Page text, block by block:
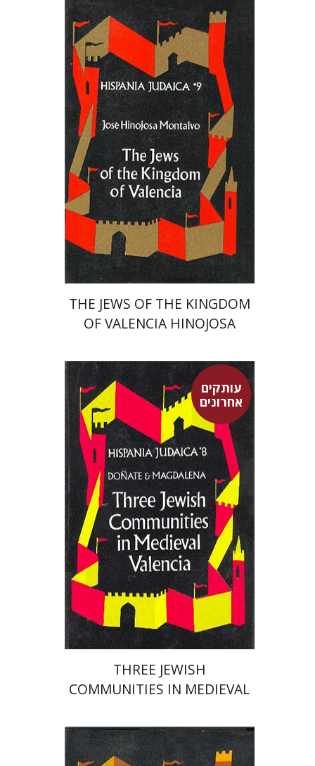
חוזה הינוחוזה מונטלבו
חיים ביינארט
THE JEWS OF THE KINGDOM
OF VALENCIA HINOJOSA
עותקים
אחרונים
J. Donate Sebastia
J.R.
Magdalena Nom de Deu
חיים ביינארט
$56
THREE JEWISH
COMMUNITIES IN MEDIEVAL